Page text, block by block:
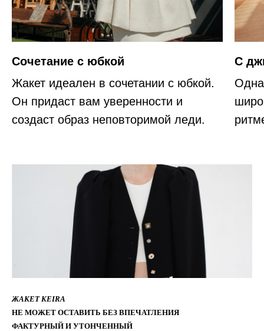
Сочетание с юбкой
Жакет идеален в сочетании с юбкой.
Он придаст вам уверенности и
создаст образ неповторимой леди.
С
ЖАКЕТ KEIRA
НЕ МОЖЕТ ОСТАВИТЬ БЕЗ ВПЕЧАТЛЕНИЯ
ФАКТУРНЫЙ И УТОНЧЕННЫЙ